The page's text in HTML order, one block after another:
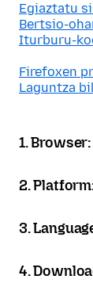
Egiaztatu
Bertsio-
Iturburu-
Firefoxen
Laguntza
1. Browser:
2.
3.
4.